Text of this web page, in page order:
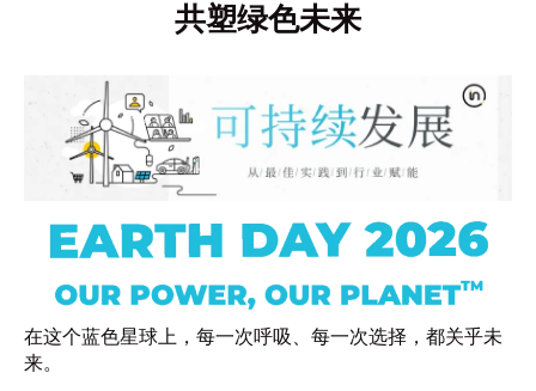
共塑绿色未来
在这个蓝色星球上，每一次呼吸、每一次选择，都关乎未
来。